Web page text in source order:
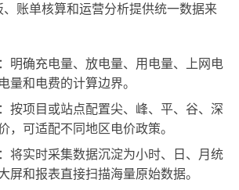
账单核算和运营分析提供统一数据来
：明确充电量、放电量、用电量、上网电
量和电费的计算边界。
按项目或站点配置尖、峰、平、谷、深
，可适配不同地区电价政策。
：将实时采集数据沉淀为小时、日、月统
屏和报表直接扫描海量原始数据。